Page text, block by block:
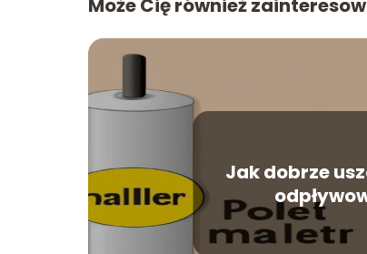
Może Cię również
Jak dobrze